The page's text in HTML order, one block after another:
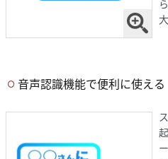
音声認識機能で便利に使える